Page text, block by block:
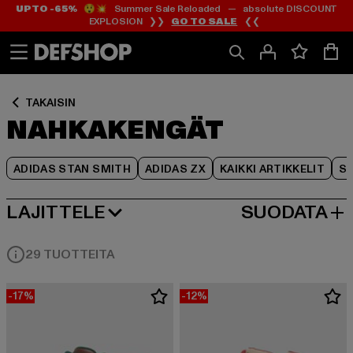
Siirry
Sisältö
Siirry
Footer
UP TO -65%😲💥 Summer Sale Reloaded — absolute DISCOUNT
EXPLOSION ❯❯ GO TO SALE ❮❮
TAKAISIN
NAHKAKENGÄT
ADIDAS STAN SMITH ADIDAS ZX KAIKKI ARTIKKELIT
Siirry
Tuoteruudukko
LAJITTELE
SUOSITUIMMAT SUODATA
29 TUOTTEITA
-17% -12%